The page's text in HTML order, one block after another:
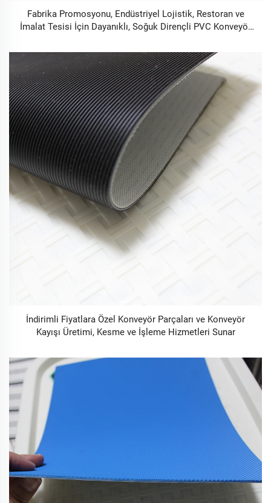
Fabrika Promosyonu, Endüstriyel Lojistik, Restoran ve
İmalat Tesisi İçin Dayanıklı, Soğuk Dirençli PVC Konveyör
İndirimli Fiyatlara Özel Konveyör Parçaları ve Konveyör
Kayışı Üretimi, Kesme ve İşleme Hizmetleri Sunar